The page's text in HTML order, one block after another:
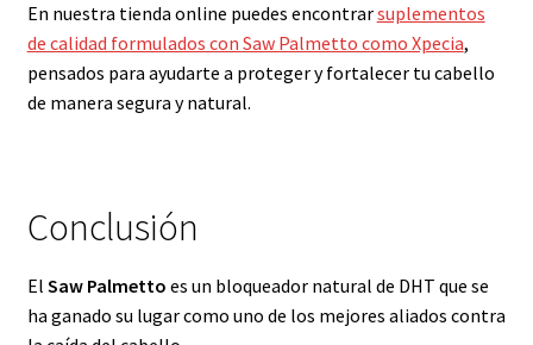
En nuestra tienda online puedes encontrarsuplementos
de calidad formulados con Saw Palmetto como Xpecia,
pensados para ayudarte a proteger y fortalecer tu cabello
de manera segura y natural.
Conclusión
El Saw Palmetto es un bloqueador natural de DHT que se
ha ganado su lugar como uno de los mejores aliados contra